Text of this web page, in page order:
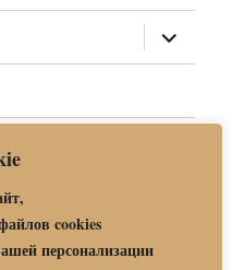
cookies
персонализации
раскрыть
дочернее
меню